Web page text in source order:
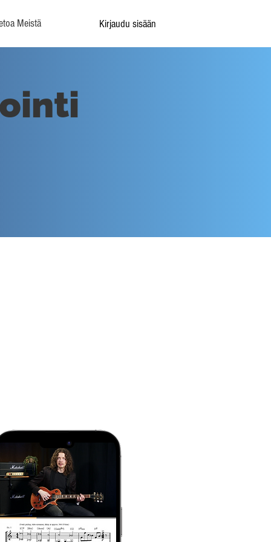
Meistä Kirjaudu sisään